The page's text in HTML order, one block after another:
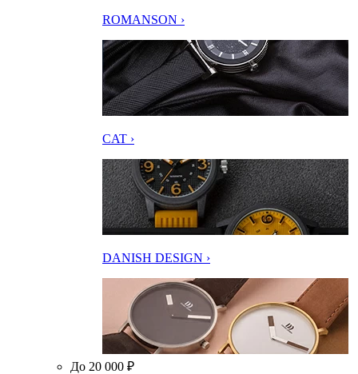
ROMANSON ›
CAT ›
DANISH DESIGN ›
До 20 000 ₽